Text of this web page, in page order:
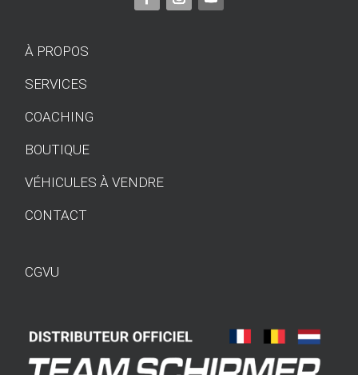
À PROPOS
SERVICES
COACHING
BOUTIQUE
VÉHICULES À VENDRE
CONTACT
CGVU